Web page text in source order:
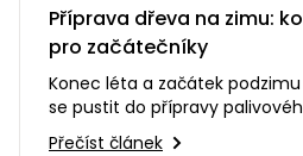
Příprava dřeva na zimu:
pro začátečníky
Konec léta a začátek
se pustit do přípravy
takové horko, ale…
Přečíst článek